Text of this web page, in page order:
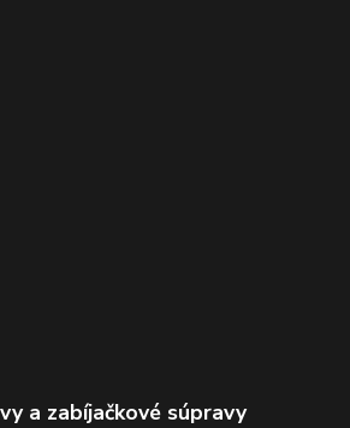
a zabíjačkové súpravy